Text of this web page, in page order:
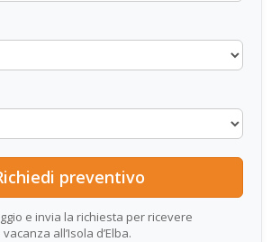
e invia la richiesta per ricevere
all’Isola d’Elba.